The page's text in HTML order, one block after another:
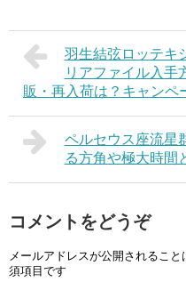
羽生結弦ロッテキ
リアファイル入手
販・再入荷は？キャンペ
ペルセウス座流星
る方角や極大時間
コメントをどうぞ
メールアドレスが公開されること
須項目です